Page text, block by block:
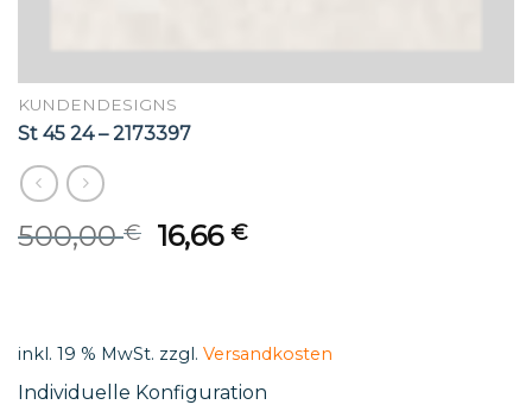
KUNDENDESIGNS
St 45 24 – 2173397
500,00€
Original
16,66€Current
inkl. 19 % MwSt. zzgl. Versandkosten
Individuelle Konfiguration